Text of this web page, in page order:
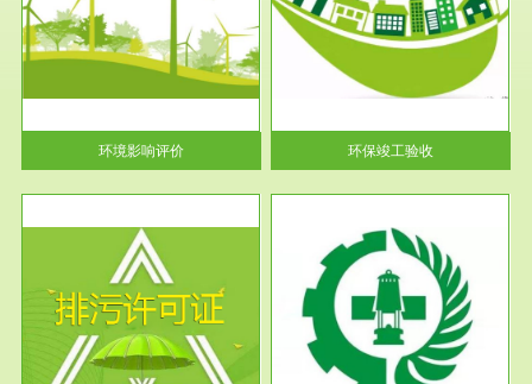
环境影响评价
环保竣工验收
根据《建设项目环境保护管理条
例》第十七条 编制环境影响报
告书、...
环保竣工验收
服务范围
应急预案
根据《中华人民共和国环境保护